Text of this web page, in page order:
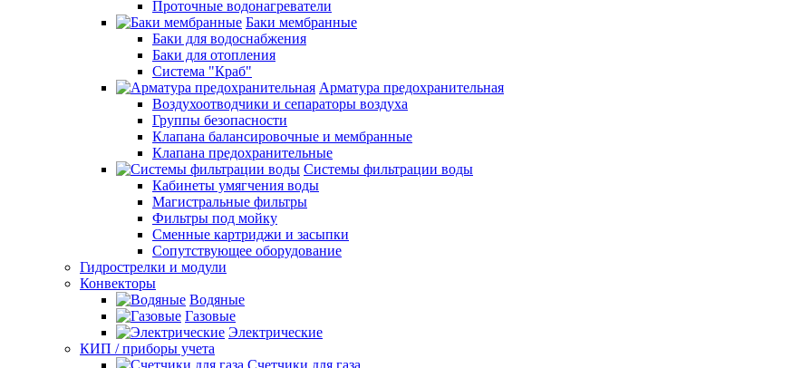
Проточные водонагреватели
Баки мембранные
Баки для водоснабжения
Баки для отопления
Система "Краб"
Арматура предохранительная
Воздухоотводчики и сепараторы воздуха
Группы безопасности
Клапана балансировочные и мембранные
Клапана предохранительные
Системы фильтрации воды
Кабинеты умягчения воды
Магистральные фильтры
Фильтры под мойку
Сменные картриджи и засыпки
Сопутствующее оборудование
Гидрострелки и модули
Конвекторы
Водяные
Газовые
Электрические
КИП / приборы учета
Счетчики для газа